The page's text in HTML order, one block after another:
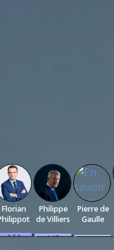
Florian
1.54
Philippe
de Villiers
1.15
Pierre de
Gaulle
0.58